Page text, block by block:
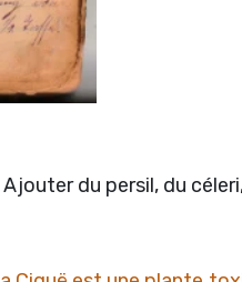
du persil, du